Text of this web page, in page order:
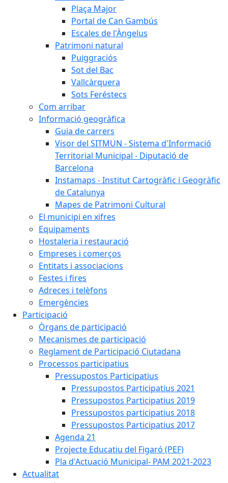
Plaça Major
Portal de Can Gambús
Escales de l'Àngelus
Patrimoni natural
Puiggraciós
Sot del Bac
Vallcàrquera
Sots Feréstecs
Com arribar
Informació geogràfica
Guia de carrers
Visor del SITMUN - Sistema d'Informació
Territorial Municipal - Diputació de
Barcelona
Instamaps - Institut Cartogràfic i Geogràfic
de Catalunya
Mapes de Patrimoni Cultural
El municipi en xifres
Equipaments
Hostaleria i restauració
Empreses i comerços
Entitats i associacions
Festes i fires
Adreces i telèfons
Emergències
Participació
Òrgans de participació
Mecanismes de participació
Reglament de Participació Ciutadana
Processos participatius
Pressupostos Participatius
Pressupostos Participatius 2021
Pressupostos Participatius 2019
Pressupostos participatius 2018
Pressupostos Participatius 2017
Agenda 21
Projecte Educatiu del Figaró (PEF)
Pla d'Actuació Municipal- PAM 2021-2023
Actualitat